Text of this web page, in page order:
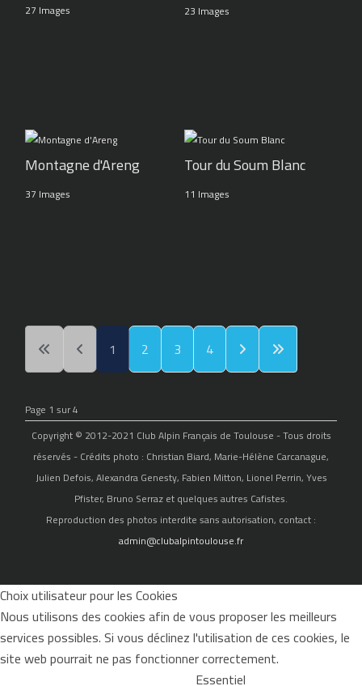
27 Images 23 Images
Montagne d'Areng
37 Images
Tour du Soum Blanc
11 Images
1 2 3 4
Page 1 sur 4
Copyright © 2012-2021 Club Alpin Français de Toulouse - Tous droits
réservés - Crédits photo : Christian Biard, Marie-Hélène Carcanague,
Julien Defois, Alexandra Genesty, Fabien Mitton, Lionel Perrin, Yves
Pfister, Bruno Serraz et quelques autres Cafistes.
Reproduction des photos interdite sans autorisation, contact :
admin@clubalpintoulouse.fr
Choix utilisateur pour les Cookies
Nous utilisons des cookies afin de vous proposer les meilleurs
services possibles. Si vous déclinez l'utilisation de ces cookies, le
site web pourrait ne pas fonctionner correctement.
Essentiel